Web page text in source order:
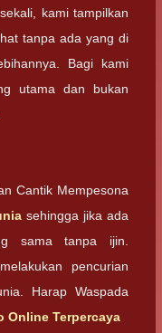
kami tampilkan
tanpa ada yang di
Bagi kami
utama dan bukan
Cantik Mempesona
sehingga jika ada
sama tanpa ijin.
pencurian
Harap Waspada
Online Terpercaya